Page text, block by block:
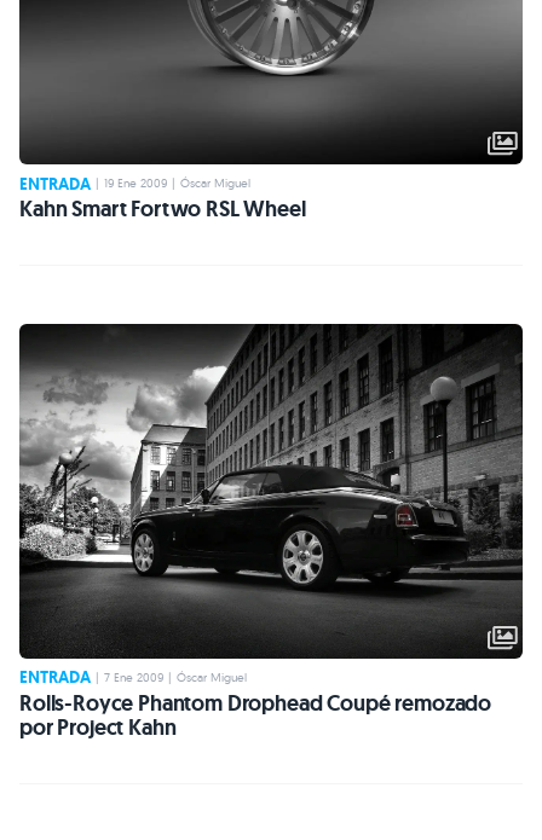
ENTRADA 19 Ene 2009 Óscar Miguel
Kahn Smart Fortwo RSL Wheel
ENTRADA | 7 Ene 2009 | Óscar Miguel
Rolls-Royce Phantom Drophead Coupé remozado
por Project Kahn